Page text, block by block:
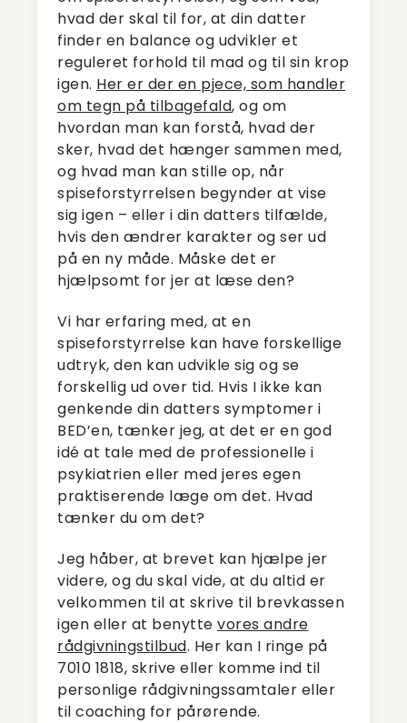
hvad der skal til for, at din datter
finder en balance og udvikler et
reguleret forhold til mad og til sin krop
igen. Her er der en pjece, som handler
om tegn på tilbagefald, og om
hvordan man kan forstå, hvad der
sker, hvad det hænger sammen med,
og hvad man kan stille op, når
spiseforstyrrelsen begynder at vise
sig igen – eller i din datters tilfælde,
hvis den ændrer karakter og ser ud
på en ny måde. Måske det er
hjælpsomt for jer at læse den?
Vi har erfaring med, at en
spiseforstyrrelse kan have forskellige
udtryk, den kan udvikle sig og se
forskellig ud over tid. Hvis I ikke kan
genkende din datters symptomer i
BED’en, tænker jeg, at det er en god
idé at tale med de professionelle i
psykiatrien eller med jeres egen
praktiserende læge om det. Hvad
tænker du om det?
Jeg håber, at brevet kan hjælpe jer
videre, og du skal vide, at du altid er
velkommen til at skrive til brevkassen
igen eller at benytte vores andre
rådgivningstilbud. Her kan I ringe på
7010 1818, skrive eller komme ind til
personlige rådgivningssamtaler eller
til coaching for pårørende.